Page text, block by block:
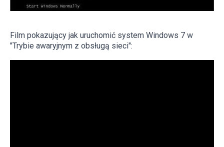
Film pokazujący jak uruchomić system Windows 7 w
"Trybie awaryjnym z obsługą sieci":